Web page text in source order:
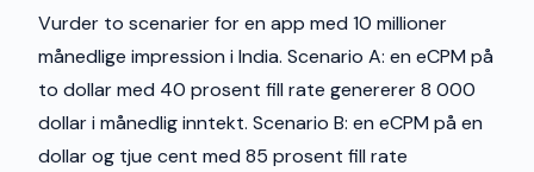
Vurder to scenarier for en app med 10 millioner
månedlige impression i India. Scenario A: en eCPM på
to dollar med 40 prosent fill rate genererer 8 000
dollar i månedlig inntekt. Scenario B: en eCPM på en
dollar og tjue cent med 85 prosent fill rate